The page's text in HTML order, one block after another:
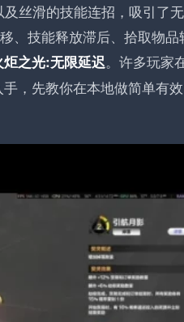
丝滑的技能连招，吸引了
、技能释放滞后、拾取物品
炬之光:无限延迟。许多玩家
，先教你在本地做简单有